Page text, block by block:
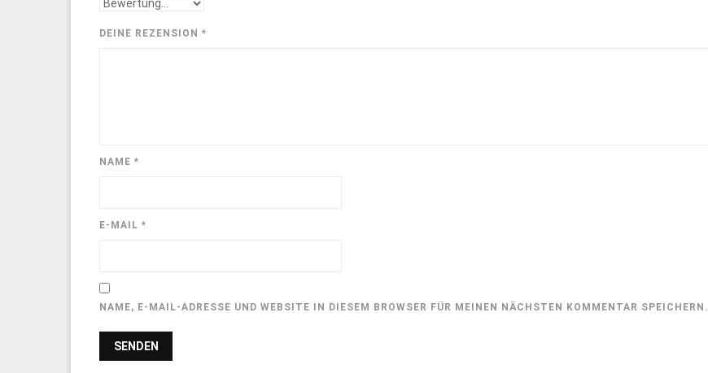
DEINE REZENSION *
NAME *
E-MAIL *
NAME, E-MAIL-ADRESSE UND WEBSITE IN DIESEM BROWSER FÜR MEINEN NÄCHSTEN KOMMENTAR SPEICHERN.